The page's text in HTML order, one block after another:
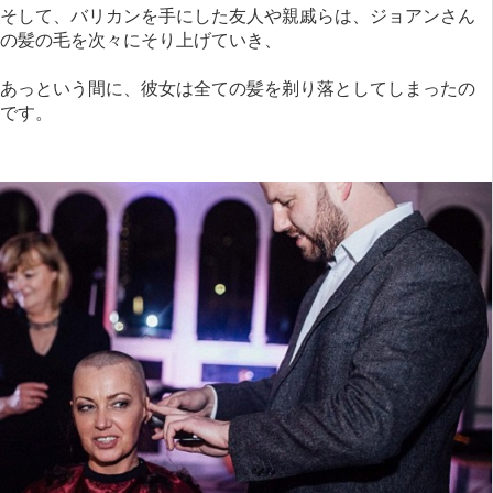
そして、バリカンを手にした友人や親戚らは、ジョアンさん
の髪の毛を次々にそり上げていき、
あっという間に、彼女は全ての髪を剃り落としてしまったの
です。